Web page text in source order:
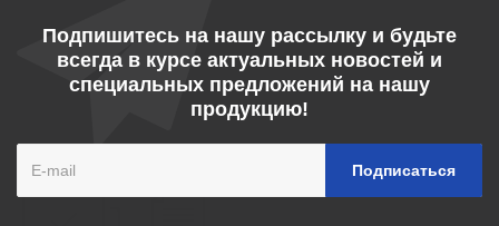
Подпишитесь на нашу рассылку и будьте
всегда в курсе актуальных новостей и
специальных предложений на нашу
продукцию!